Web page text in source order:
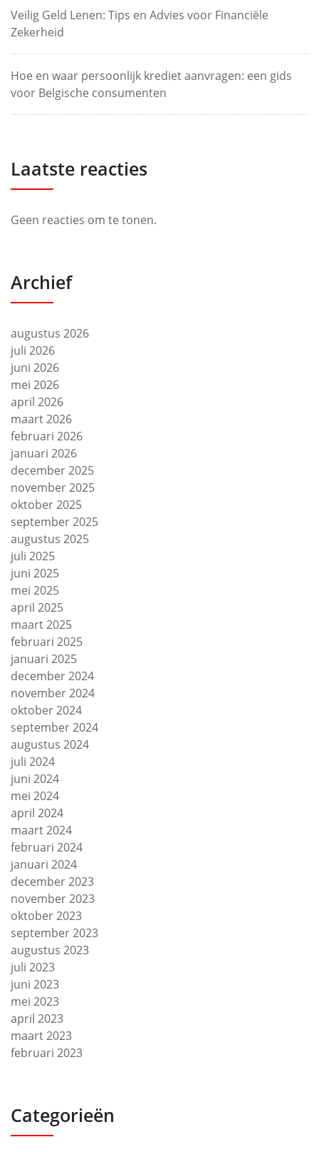
Veilig Geld Lenen: Tips en Advies voor Financiële
Zekerheid
Hoe en waar persoonlijk krediet aanvragen: een gids
voor Belgische consumenten
Laatste reacties
Geen reacties om te tonen.
Archief
augustus 2026
juli 2026
juni 2026
mei 2026
april 2026
maart 2026
februari 2026
januari 2026
december 2025
november 2025
oktober 2025
september 2025
augustus 2025
juli 2025
juni 2025
mei 2025
april 2025
maart 2025
februari 2025
januari 2025
december 2024
november 2024
oktober 2024
september 2024
augustus 2024
juli 2024
juni 2024
mei 2024
april 2024
maart 2024
februari 2024
januari 2024
december 2023
november 2023
oktober 2023
september 2023
augustus 2023
juli 2023
juni 2023
mei 2023
april 2023
maart 2023
februari 2023
Categorieën